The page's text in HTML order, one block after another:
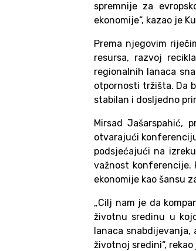
spremnije za
ekonomije“, kazao je
Prema njegovim
resursa, razvoj
regionalnih lanaca
otpornosti tržišta. Da
stabilan i dosljedno
Mirsad Jašarspahić,
otvarajući
podsjećajući na
važnost konferencije.
ekonomije kao šansu
„Cilj nam je da
životnu sredinu u
lanaca snabdijevanja,
životnoj sredini“,